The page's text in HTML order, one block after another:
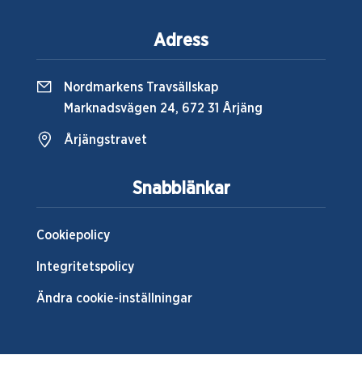
Snabblänkar
Cookiepolicy
Integritetspolicy
Ändra cookie-inställningar
Adress
Nordmarkens Travsällskap
Marknadsvägen 24, 672 31 Årjäng
Årjängstravet